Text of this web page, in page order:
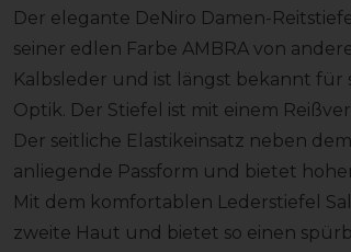
Der elegante DeNiro Damen-
seiner edlen Farbe AMBRA von
Kalbsleder und ist längst bekannt
Optik. Der Stiefel ist mit einem
Der seitliche Elastikeinsatz neben
anliegende Passform und bietet
Mit dem komfortablen Lederstiefel
zweite Haut und bietet so einen